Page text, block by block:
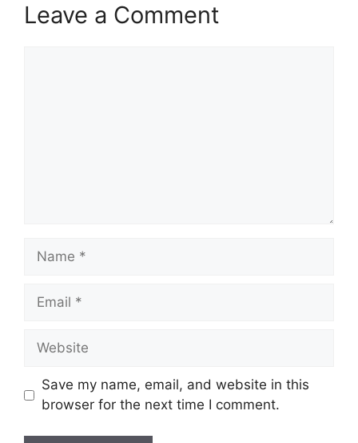
Leave a Comment
Name
Email
Website
Save my name, email, and website in this
browser for the next time I comment.